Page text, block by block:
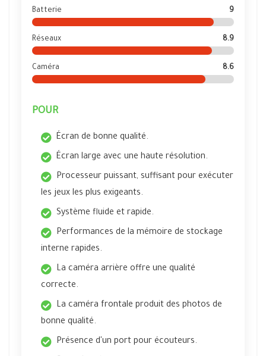
Batterie 9
Réseaux 8.9
Caméra 8.6
POUR
Écran de bonne qualité.
Écran large avec une haute résolution.
Processeur puissant, suffisant pour exécuter
les jeux les plus exigeants.
Système fluide et rapide.
Performances de la mémoire de stockage
interne rapides.
La caméra arrière offre une qualité
correcte.
La caméra frontale produit des photos de
bonne qualité.
Présence d'un port pour écouteurs.